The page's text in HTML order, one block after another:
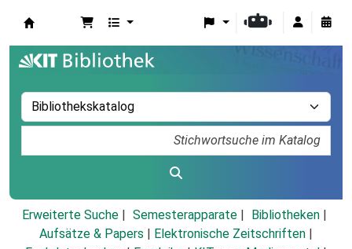
Erweiterte Suche Semesterapparate
Bibliotheken
Aufsätze & Papers
Elektronische Zeitschriften